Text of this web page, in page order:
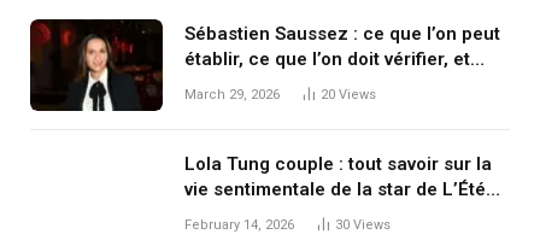
Sébastien Saussez : ce que l’on peut
établir, ce que l’on doit vérifier, et
pourquoi un nom suffit à déclencher
March 29, 2026 20 Views
Lola Tung couple : tout savoir sur la
vie sentimentale de la star de L’Été
où je suis devenue jolie
February 14, 2026 30 Views